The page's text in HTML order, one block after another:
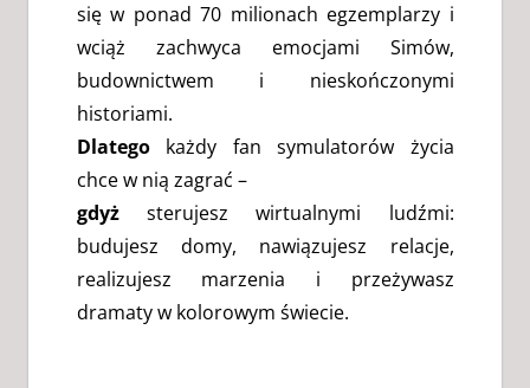
się w ponad 70 milionach egzemplarzy i
wciąż zachwyca emocjami Simów,
budownictwem i nieskończonymi
historiami.
Dlategokażdy fan symulatorów życia
chce w nią zagrać –
gdyżsterujesz wirtualnymi ludźmi:
budujesz domy, nawiązujesz relacje,
realizujesz marzenia i przeżywasz
dramaty w kolorowym świecie.